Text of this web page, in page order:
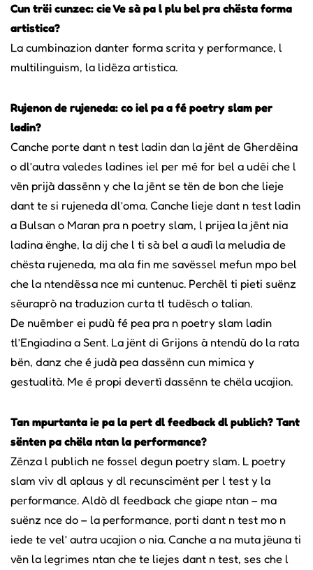
Cun trëi cunzec: cie Ve sà pa l plu bel pra chësta forma
artistica?
La cumbinazion danter forma scrita y performance, l
multilinguism, la lidëza artistica.
Rujenon de rujeneda: co iel pa a fé poetry slam per
ladin?
Canche porte dant n test ladin dan la jënt de Gherdëina
o dl’autra valedes ladines iel per mé for bel a udëi che l
vën prijà dassënn y che la jënt se tën de bon che lieje
dant te si rujeneda dl’oma. Canche lieje dant n test ladin
a Bulsan o Maran pra n poetry slam, l prijea la jënt nia
ladina ënghe, la dij che l ti sà bel a audì la meludia de
chësta rujeneda, ma ala fin me savëssel mefun mpo bel
che la ntendëssa nce mi cuntenuc. Perchël ti pieti suënz
sëuraprò na traduzion curta tl tudësch o talian.
De nuëmber ei pudù fé pea pra n poetry slam ladin
tl’Engiadina a Sent. La jënt di Grijons à ntendù do la rata
bën, danz che é judà pea dassënn cun mimica y
gestualità. Me é propi devertì dassënn te chëla ucajion.
Tan mpurtanta ie pa la pert dl feedback dl publich? Tant
sënten pa chëla ntan la performance?
Zënza l publich ne fossel degun poetry slam. L poetry
slam viv dl aplaus y dl recunscimënt per l test y la
performance. Aldò dl feedback che giape ntan – ma
suënz nce do – la performance, porti dant n test mo n
iede te vel’ autra ucajion o nia. Canche a na muta jëuna ti
vën la legrimes ntan che te liejes dant n test, ses che l